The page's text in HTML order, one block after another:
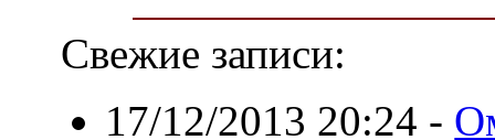
Свежие записи:
17/12/2013 20:24 -